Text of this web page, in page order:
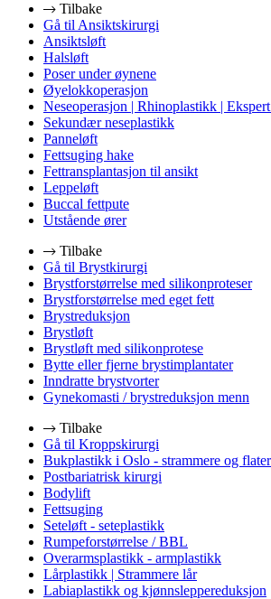
Tilbake
Gå til Ansiktskirurgi
Ansiktsløft
Halsløft
Poser under øynene
Øyelokkoperasjon
Neseoperasjon | Rhinoplastikk |
Sekundær neseplastikk
Panneløft
Fettsuging hake
Fettransplantasjon til ansikt
Leppeløft
Buccal fettpute
Utstående ører
Tilbake
Gå til Brystkirurgi
Brystforstørrelse med silikonproteser
Brystforstørrelse med eget fett
Brystreduksjon
Brystløft
Brystløft med silikonprotese
Bytte eller fjerne brystimplantater
Inndratte brystvorter
Gynekomasti / brystreduksjon menn
Tilbake
Gå til Kroppskirurgi
Bukplastikk i Oslo - strammere og
Postbariatrisk kirurgi
Bodylift
Fettsuging
Seteløft - seteplastikk
Rumpeforstørrelse / BBL
Overarmsplastikk - armplastikk
Lårplastikk | Strammere lår
Labiaplastikk og kjønnsleppereduksjon